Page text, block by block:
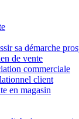
sa démarche
de vente
commerciale
client
en magasin